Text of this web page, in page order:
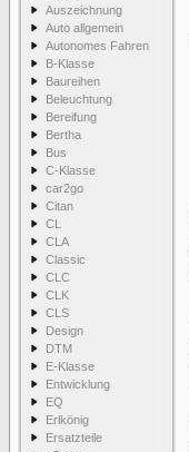
Auszeichnung
Auto allgemein
Autonomes Fahren
B-Klasse
Baureihen
Beleuchtung
Bereifung
Bertha
Bus
C-Klasse
car2go
Citan
CL
CLA
Classic
CLC
CLK
CLS
Design
DTM
E-Klasse
Entwicklung
EQ
Erlkönig
Ersatzteile